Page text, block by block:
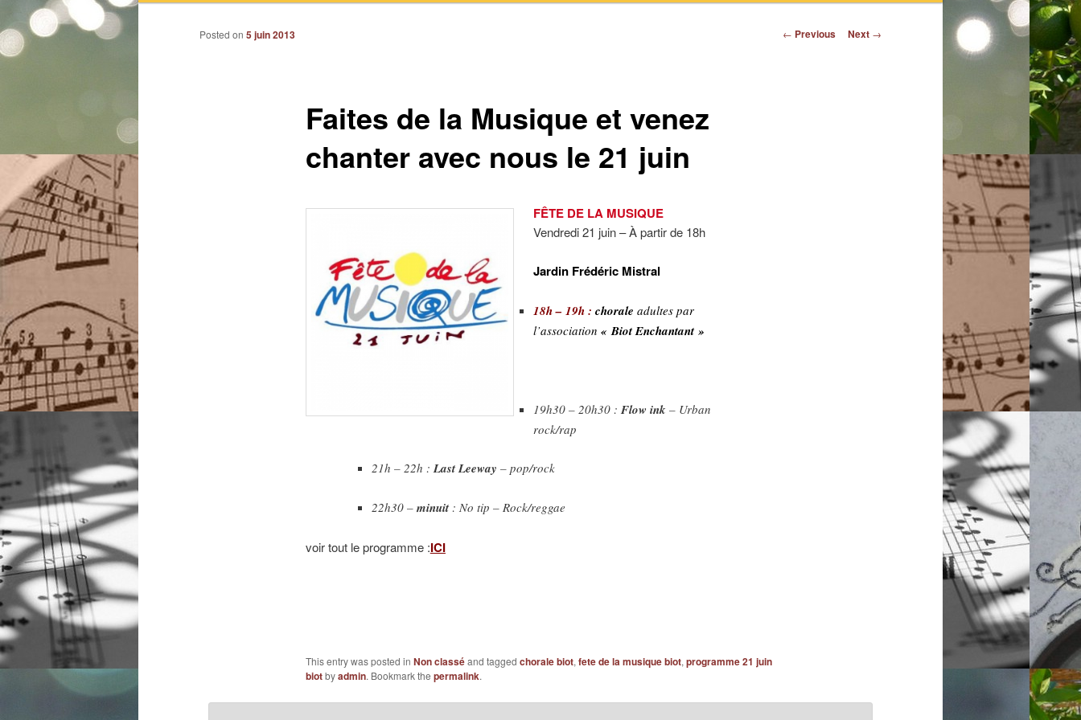
Post
← Previous Next →
Faites de la Musique et venez
chanter avec nous le 21 juin
Posted on 5 juin 2013
FÊTE DE LA MUSIQUE
Vendredi 21 juin – À partir de 18h
Jardin Frédéric Mistral
18h – 19h :choraleadultes par
l’association « Biot Enchantant »
19h30 – 20h30 : Flow ink – Urban
rock/rap
21h – 22h :Last Leeway – pop/rock
22h30 –minuit: No tip – Rock/reggae
voir tout le programme :ICI
This entry was posted in Non classéand tagged chorale biot, fete de la musique biot, programme 21 juin
biotbyadmin. Bookmark the permalink.